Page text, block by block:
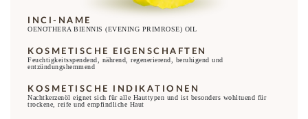
INCI-NAME
OENOTHERA BIENNIS (EVENING PRIMROSE) OIL
KOSMETISCHE EIGENSCHAFTEN
Feuchtigkeitsspendend, nährend, regenerierend, beruhigend und
entzündungshemmend
KOSMETISCHE INDIKATIONEN
Nachtkerzenöl eignet sich für alle Hauttypen und ist besonders wohltuend für
trockene, reife und empfindliche Haut